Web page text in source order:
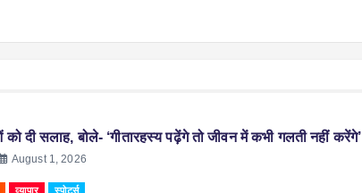
दी सलाह, बोले- ‘गीतारहस्य पढ़ेंगे तो जीवन में कभी गलती नहीं करेंगे’
August 1, 2026
व्यापार स्पोर्ट्स